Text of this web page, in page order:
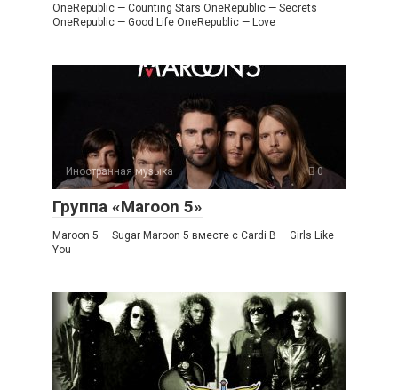
OneRepublic — Counting Stars OneRepublic — Secrets
OneRepublic — Good Life OneRepublic — Love
Иностранная музыка 0
Группа «Maroon 5»
Maroon 5 — Sugar Maroon 5 вместе с Cardi B — Girls Like
You